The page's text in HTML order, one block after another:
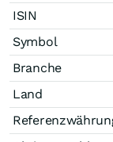
ISIN
Symbol
Branche
Land